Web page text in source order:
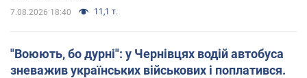
7.08.2026 18:40 11,1 т.
"Воюють, бо дурні": у Чернівцях водій автобуса
зневажив українських військових і поплатився.